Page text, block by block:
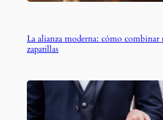
La alianza moderna: cómo combinar
zapatillas